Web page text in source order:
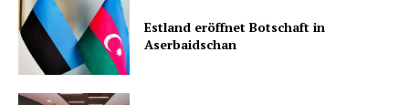
Estland eröffnet Botschaft in
Aserbaidschan